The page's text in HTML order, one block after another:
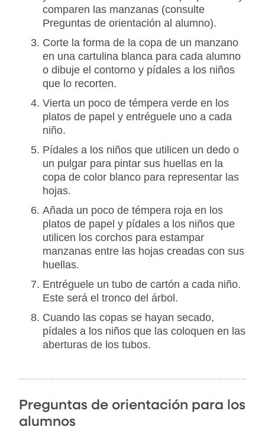
comparen las manzanas (consulte
Preguntas de orientación al alumno).
Corte la forma de la copa de un manzano
en una cartulina blanca para cada alumno
o dibuje el contorno y pídales a los niños
que lo recorten.
Vierta un poco de témpera verde en los
platos de papel y entréguele uno a cada
niño.
Pídales a los niños que utilicen un dedo o
un pulgar para pintar sus huellas en la
copa de color blanco para representar las
hojas.
Añada un poco de témpera roja en los
platos de papel y pídales a los niños que
utilicen los corchos para estampar
manzanas entre las hojas creadas con sus
huellas.
Entréguele un tubo de cartón a cada niño.
Este será el tronco del árbol.
Cuando las copas se hayan secado,
pídales a los niños que las coloquen en las
aberturas de los tubos.
Preguntas de orientación para los
alumnos